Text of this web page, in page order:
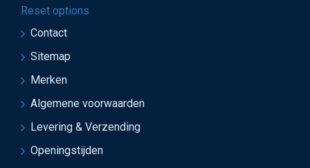
Reset options
Contact
Sitemap
Merken
Algemene voorwaarden
Levering & Verzending
Openingstijden